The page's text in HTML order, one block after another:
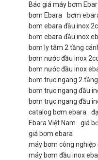
Báo giá máy bơm
bơm Ebara
bơm
bơm ebara đầu inox
bơm ebara đầu inox
bơm ly tâm 2 tầng
bơm nước đầu inox
bơm nước đầu inox
bơm trục ngang 2
bơm trục ngang đầu
bơm trục ngang đầu
catalog bơm ebara
Ebara Việt Nam
giá
giá bơm ebara
máy bơm công
máy bơm đầu inox